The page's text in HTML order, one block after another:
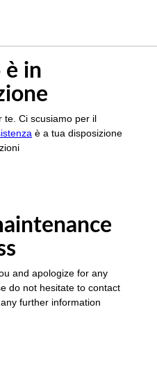
è in
te. Ci scusiamo per il
è a tua disposizione
and apologize for any
do not hesitate to contact
further information